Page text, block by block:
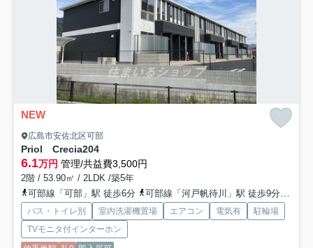
NEW
広島市安佐北区可部
Priol Crecia204
6.1万円 管理/共益費3,500円
2階 / 53.90㎡ / 2LDK /築5年
可部線「可部」駅 徒歩6分
可部線「河戸帆待川」駅 徒歩9分
バス・トイレ別 室内洗濯機置場 エアコン 電気有
駐輪場
TVモニタ付インターホン